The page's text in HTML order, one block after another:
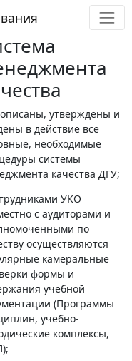
утверждены и
в действие все
необходимые
системы
качества ДГУ;
УКО
с аудиторами и
по
осуществляются
камеральные
формы и
учебной
(Программы
учебно-
комплексы,